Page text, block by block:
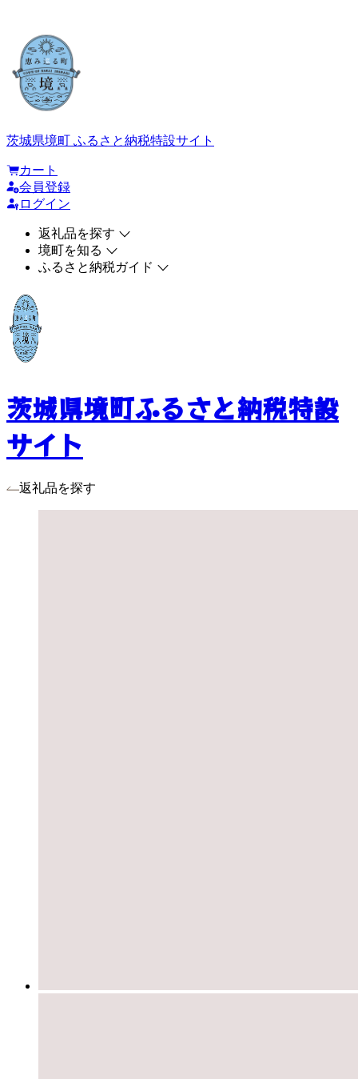
茨城県境町 ふるさと納税特設サイト
カート
会員登録
ログイン
返礼品を探す
境町を知る
ふるさと納税ガイド
茨城県境町ふるさと納税特設
サイト
返礼品を探す